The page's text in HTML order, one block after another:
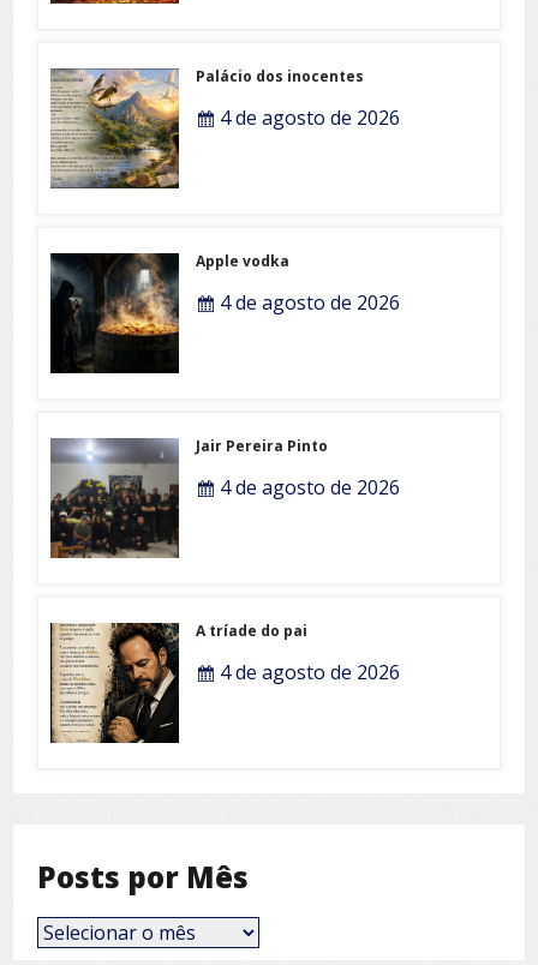
Palácio dos inocentes
4 de agosto de 2026
Apple vodka
4 de agosto de 2026
Jair Pereira Pinto
4 de agosto de 2026
A tríade do pai
4 de agosto de 2026
Posts por Mês
Posts
por